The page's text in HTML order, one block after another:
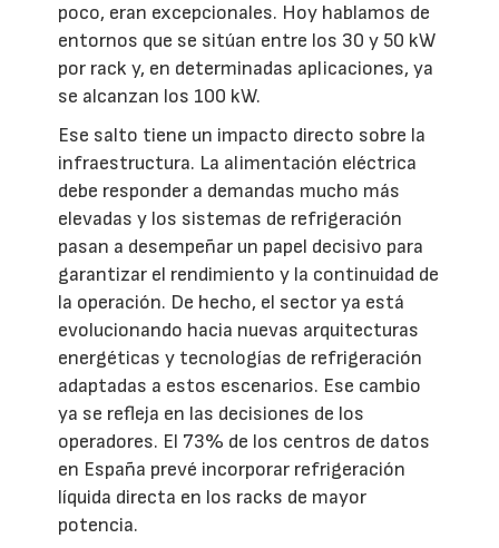
poco, eran excepcionales. Hoy hablamos de
entornos que se sitúan entre los 30 y 50 kW
por rack y, en determinadas aplicaciones, ya
se alcanzan los 100 kW.
Ese salto tiene un impacto directo sobre la
infraestructura. La alimentación eléctrica
debe responder a demandas mucho más
elevadas y los sistemas de refrigeración
pasan a desempeñar un papel decisivo para
garantizar el rendimiento y la continuidad de
la operación. De hecho, el sector ya está
evolucionando hacia nuevas arquitecturas
energéticas y tecnologías de refrigeración
adaptadas a estos escenarios. Ese cambio
ya se refleja en las decisiones de los
operadores. El 73% de los centros de datos
en España prevé incorporar refrigeración
líquida directa en los racks de mayor
potencia.